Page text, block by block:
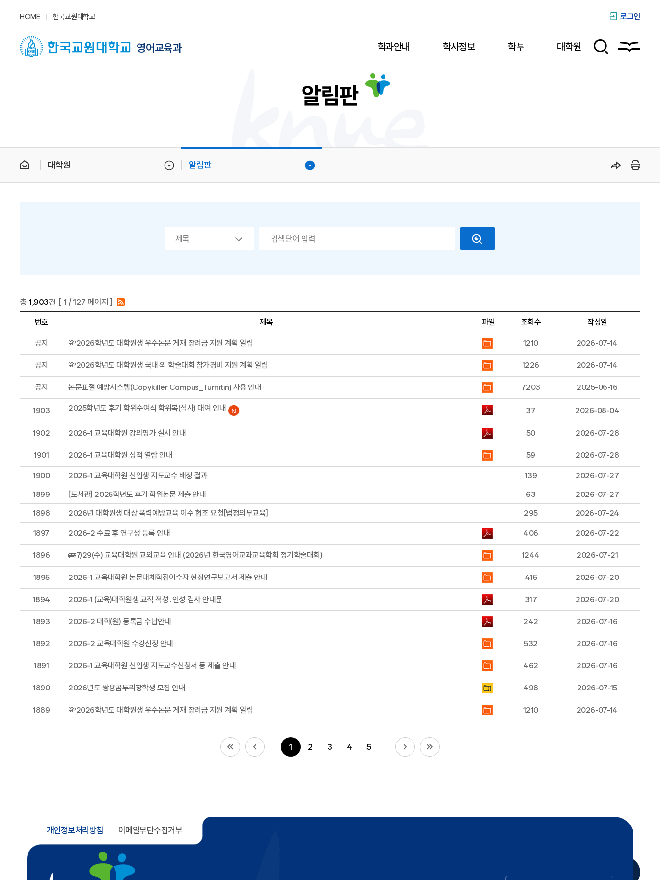
HOME 한국교원대학교 로그인
영어교육과 학과안내 학사정보 학부 대학원
알림판
대학원 알림판
총 1,903건 [ 1 / 127 페이지 ]
번호 제목 파일 조회수 작성일
공지 💸2026학년도 대학원생 우수논문 게재 장려금 지원 계획 알림 1210 2026-07-14
공지 💸2026학년도 대학원생 국내·외 학술대회 참가경비 지원 계획 알림 1226 2026-07-14
공지 논문표절 예방시스템(Copykiller Campus_Turnitin) 사용 안내 7203 2025-06-16
1903 2025학년도 후기 학위수여식 학위복(석사) 대여 안내 37 2026-08-04
1902 2026-1 교육대학원 강의평가 실시 안내 50 2026-07-28
1901 2026-1 교육대학원 성적 열람 안내 59 2026-07-28
1900 2026-1 교육대학원 신입생 지도교수 배정 결과 139
2026-07-27
1899
[도서관] 2025학년도 후기 학위논문 제출 안내 63
2026-07-27
1898
2026년 대학원생 대상 폭력예방교육 이수 협조 요청[법정의무교육] 295 2026-07-24
1897 2026-2 수료 후 연구생 등록 안내 406 2026-07-22
1896 🚌7/29(수) 교육대학원 교외교육 안내 (2026년 한국영어교과교육학회 정기학술대회) 1244 2026-07-21
1895 2026-1 교육대학원 논문대체학점이수자 현장연구보고서 제출 안내 415 2026-07-20
1894 2026-1 (교육)대학원생 교직 적성․인성 검사 안내문 317 2026-07-20
1893 2026-2 대학(원) 등록금 수납안내 242 2026-07-16
1892 2026-2 교육대학원 수강신청 안내 532 2026-07-16
1891 2026-1 교육대학원 신입생 지도교수신청서 등 제출 안내 462 2026-07-16
1890 2026년도 쌍용곰두리장학생 모집 안내 498 2026-07-15
1889 💸2026학년도 대학원생 우수논문 게재 장려금 지원 계획 알림 1210 2026-07-14
1 2 3 4 5
개인정보처리방침 이메일무단수집거부